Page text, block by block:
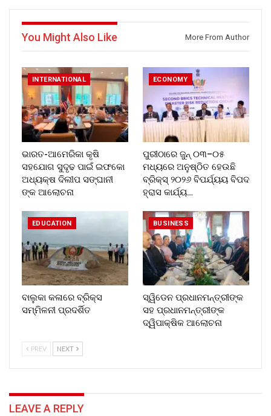
You Might Also Like More From Author
INTERNATIONAL
ଭାରତ-ଆମେରିକା କୃଷି
ସହଯୋଗ ସୁଦୃଢ ପାଇଁ ଇଫକୋ
ଅଧ୍ୟକ୍ଷ ଦିଲୀପ ସଙ୍ଘାନୀ
ଙ୍କ ଆଲୋଚନା
ECONOMY
ପୁରୀଠାରେ ଜୁନ୍ ୦୩–୦୫
ମଧ୍ୟରେ ଅନୁଷ୍ଠିତ ହେଉଛି
ବ୍ରିକ୍ସ୍ ୨୦୨୬ ବିପର୍ଯ୍ୟୟ ବିପଦ
ହ୍ରାସ କାର୍ଯ୍ୟ…
EDUCATION
ବାଲୁକା କଳାରେ ବ୍ରିକ୍ସ
ସମ୍ମିଳନୀ ପ୍ରଦର୍ଶିତ
BUSINESS
ସ୍ୱିଡେନ ପ୍ରଧାନମନ୍ତ୍ରୀଙ୍କ
ସହ ପ୍ରଧାନମନ୍ତ୍ରୀଙ୍କ
ଦ୍ୱିପାକ୍ଷିକ ଆଲୋଚନା
PREV NEXT
LEAVE A REPLY